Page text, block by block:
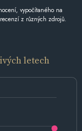
vypočítaného na
z různých zdrojů.
letech